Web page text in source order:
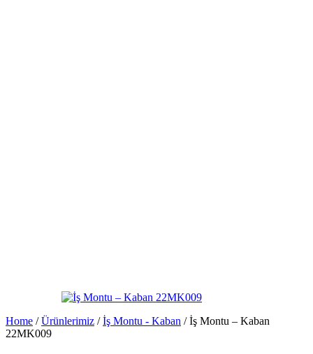
Home /Ürünlerimiz /İş Montu - Kaban / İş Montu – Kaban
22MK009